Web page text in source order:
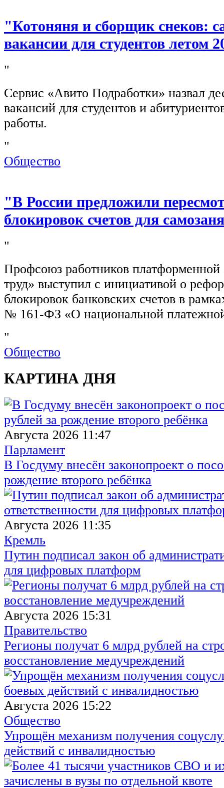
"Котоняня и сборщик снеков:
вакансии для студентов летом
"
Сервис «Авито Подработки» назвал
вакансий для студентов и
работы.
"
Общество
"В России предложили
блокировок счетов для
"
Профсоюз работников
труд» выступил с инициативой о
блокировок банковских счетов в
№ 161-ФЗ «О национальной
"
Общество
КАРТИНА ДНЯ
Августа 2026 11:47
Парламент
В Госдуму внесён законопроект о
рождение второго ребёнка
Августа 2026 11:35
Кремль
Путин подписал закон об
для цифровых платформ
Августа 2026 15:31
Правительство
Регионы получат 6 млрд рублей на
восстановление медучреждений
Августа 2026 15:22
Общество
Упрощён механизм получения
действий с инвалидностью